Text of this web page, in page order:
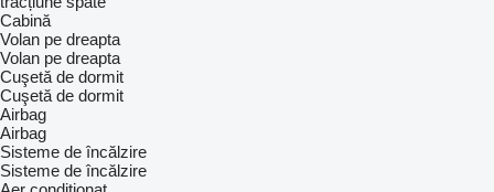
Cabină
Volan pe dreapta
Volan pe dreapta
Cuşetă de dormit
Cuşetă de dormit
Airbag
Airbag
Sisteme de încălzire
Sisteme de încălzire